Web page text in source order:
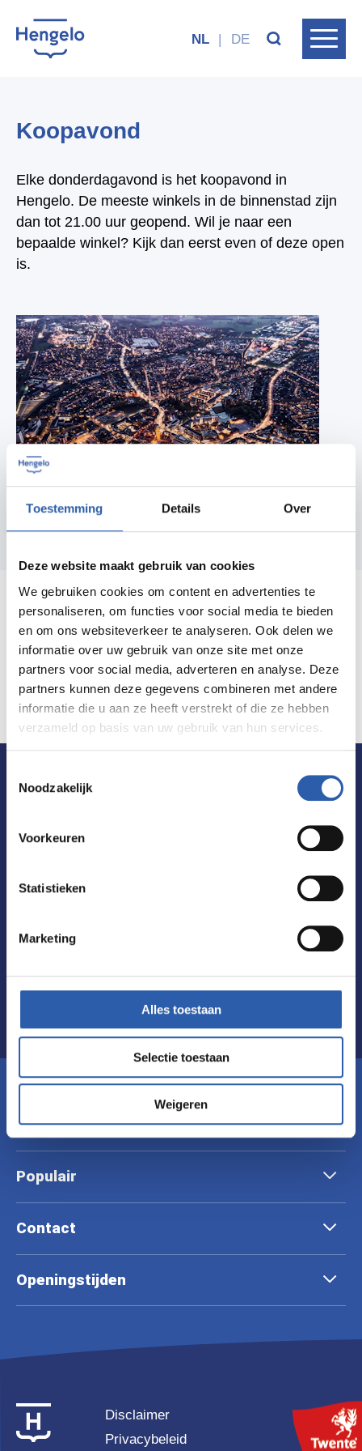
Toestemming Details Over
Deze website maakt gebruik van cookies
We gebruiken cookies om content en advertenties te
personaliseren, om functies voor social media te bieden
en om ons websiteverkeer te analyseren. Ook delen we
informatie over uw gebruik van onze site met onze
partners voor social media, adverteren en analyse. Deze
partners kunnen deze gegevens combineren met andere
informatie die u aan ze heeft verstrekt of die ze hebben
verzameld op basis van uw gebruik van hun services.
Noodzakelijk
Voorkeuren
Statistieken
Marketing
Alles toestaan
Selectie toestaan
Weigeren
NL | DE
Koopavond
Elke donderdagavond is het koopavond in
Hengelo. De meeste winkels in de binnenstad zijn
dan tot 21.00 uur geopend. Wil je naar een
bepaalde winkel? Kijk dan eerst even of deze open
is.
Plein Westermaat
De winkels op Plein Westermaat zijn door de week
elke avond tot 21 uur geopend.
De allerleukste tips voor uitjes in
Schrijf je dan nu in voor de nieuwsbrief! Zo ben jij
altijd als eerste op de hoogte van de laatste
Inschrijven
Wat te doen
Populair
Contact
Openingstijden
Disclaimer
Privacybeleid